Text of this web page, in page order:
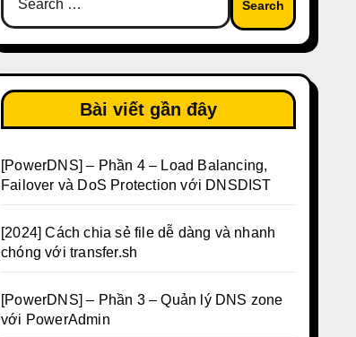
for:
Bài viết gần đây
[PowerDNS] – Phần 4 – Load Balancing,
Failover và DoS Protection với DNSDIST
[2024] Cách chia sẻ file dễ dàng và nhanh
chóng với transfer.sh
[PowerDNS] – Phần 3 – Quản lý DNS zone
với PowerAdmin